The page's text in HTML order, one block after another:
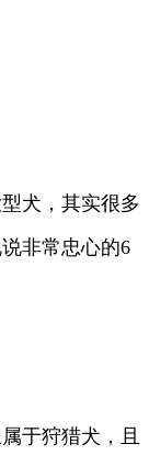
犬，其实很多
非常忠心的6
于狩猎犬，且